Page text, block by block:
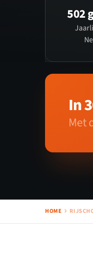
502
In
Met
HOME